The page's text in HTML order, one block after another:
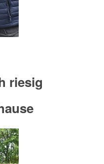
riesig